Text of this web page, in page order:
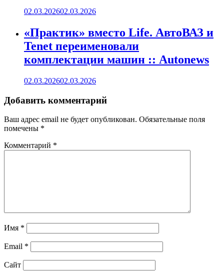
02.03.202602.03.2026
«Практик» вместо Life. АвтоВАЗ и
Tenet переименовали
комплектации машин :: Autonews
02.03.202602.03.2026
Добавить комментарий
Ваш адрес email не будет опубликован. Обязательные поля
помечены *
Комментарий *
Имя *
Email *
Сайт